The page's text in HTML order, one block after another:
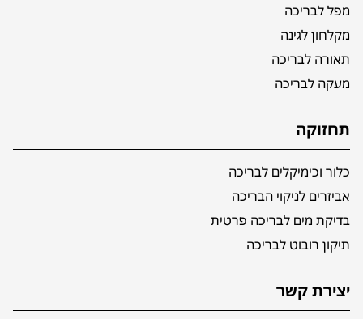
מפל לבריכה
מקלחון לגינה
תאורה לבריכה
מעקה לבריכה
תחזוקה
כלור וכימיקלים לבריכה
אביזרים לניקוי הבריכה
בדיקת מים לבריכה פרטית
תיקון רובוט לבריכה
יצירת קשר